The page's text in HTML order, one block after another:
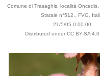
Comune di Trasaghis, località
Statale n°512., FVG,
21/5/05 0.00.00
Distributed under CC BY-SA